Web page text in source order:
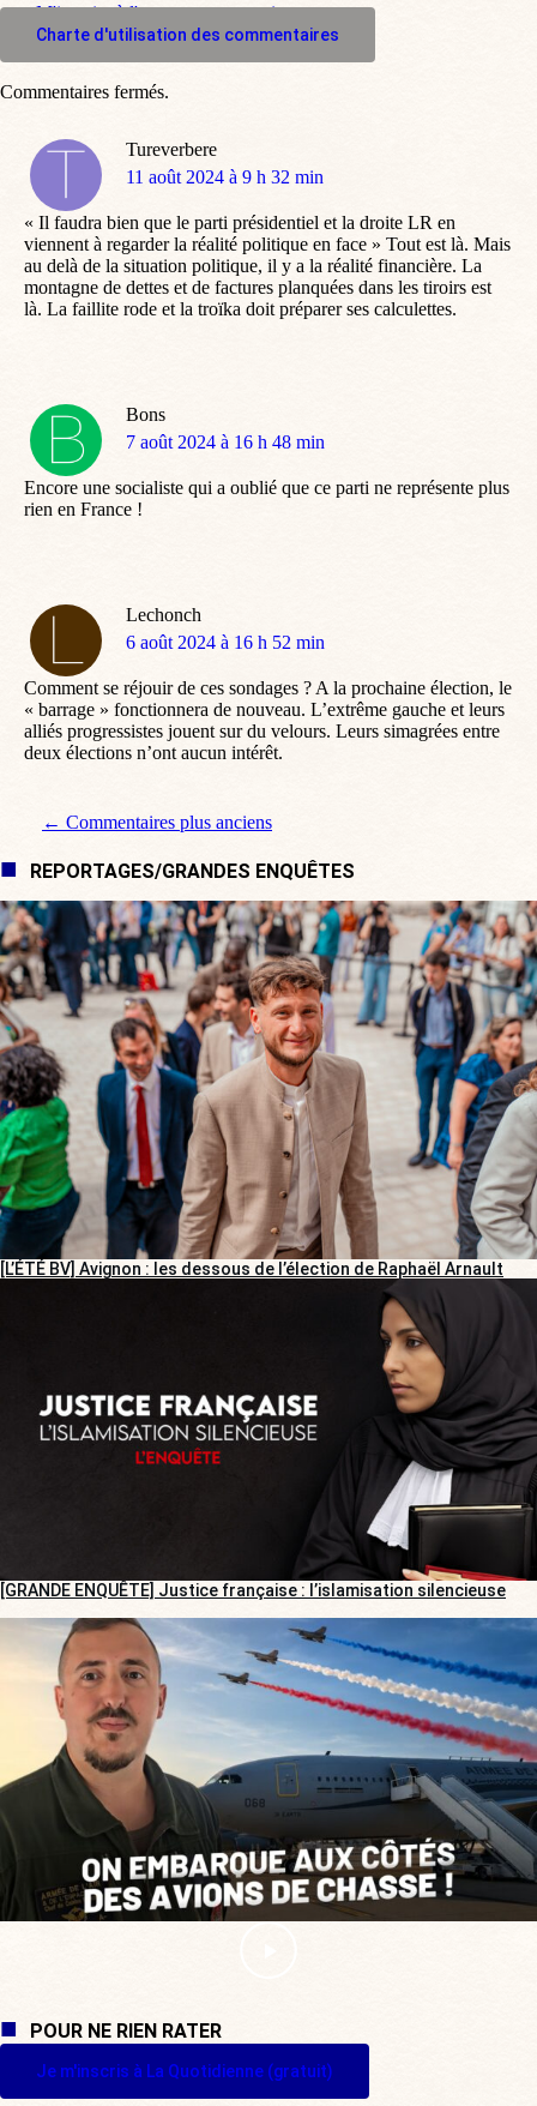
M'inscrire à l'espace commentaire
Charte d'utilisation des commentaires
Tureverbere
dit
11 août 2024 à 9 h 32 min
« Il faudra bien que le parti présidentiel et la droite LR en
viennent à regarder la réalité politique en face » Tout est là. Mais
au delà de la situation politique, il y a la réalité financière. La
montagne de dettes et de factures planquées dans les tiroirs est
là. La faillite rode et la troïka doit préparer ses calculettes.
Bons
dit
7 août 2024 à 16 h 48 min
Encore une socialiste qui a oublié que ce parti ne représente plus
rien en France !
Lechonch
dit
6 août 2024 à 16 h 52 min
Comment se réjouir de ces sondages ? A la prochaine élection, le
« barrage » fonctionnera de nouveau. L’extrême gauche et leurs
alliés progressistes jouent sur du velours. Leurs simagrées entre
deux élections n’ont aucun intérêt.
Navigation de commentaire
← Commentaires plus anciens
Commentaires fermés.
REPORTAGES/GRANDES ENQUÊTES
[L’ÉTÉ BV] Avignon : les dessous de l’élection de Raphaël Arnault
[GRANDE ENQUÊTE] Justice française : l’islamisation silencieuse
POUR NE RIEN RATER
Je m'inscris à La Quotidienne (gratuit)